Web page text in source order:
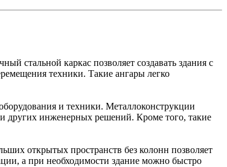
стальной каркас позволяет создавать здания с
техники. Такие ангары легко
и техники. Металлоконструкции
других инженерных решений. Кроме того, такие
открытых пространств без колонн позволяет
а при необходимости здание можно быстро